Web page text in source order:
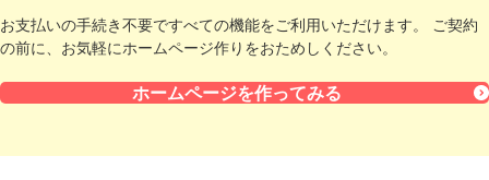
お支払いの手続き不要ですべての機能をご利用いただけます。
ご契約
の前に、お気軽にホームページ作りをおためしください。
ホームページを作ってみる